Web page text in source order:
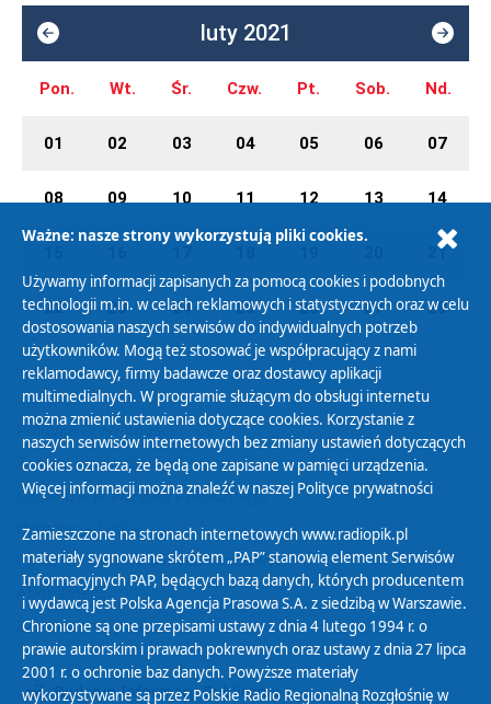
luty 2021
Pon. Wt. Śr. Czw. Pt. Sob. Nd.
01 02 03 04 05 06 07
08 09 10 11 12 13 14
21
22 23 24 25 26 27 28
Polityka Prywatności
Zasady korzystania z Serwisu
Organizacje Pożytku Publicznego
Cyfryzacja DAB+
Polityka ochrony danych osobowych
Abonament
Zamówienia publiczne
Biuletyn Informacji Publicznej
Ważne: nasze strony wykorzystują pliki cookies.
Używamy informacji zapisanych za pomocą cookies i podobnych
technologii m.in. w celach reklamowych i statystycznych oraz w celu
dostosowania naszych serwisów do indywidualnych potrzeb
użytkowników. Mogą też stosować je współpracujący z nami
reklamodawcy, firmy badawcze oraz dostawcy aplikacji
multimedialnych. W programie służącym do obsługi internetu
można zmienić ustawienia dotyczące cookies. Korzystanie z
naszych serwisów internetowych bez zmiany ustawień dotyczących
cookies oznacza, że będą one zapisane w pamięci urządzenia.
Więcej informacji można znaleźć w naszej Polityce prywatności
Zamieszczone na stronach internetowych www.radiopik.pl
materiały sygnowane skrótem „PAP” stanowią element Serwisów
Informacyjnych PAP, będących bazą danych, których producentem
i wydawcą jest Polska Agencja Prasowa S.A. z siedzibą w Warszawie.
Chronione są one przepisami ustawy z dnia 4 lutego 1994 r. o
prawie autorskim i prawach pokrewnych oraz ustawy z dnia 27 lipca
2001 r. o ochronie baz danych. Powyższe materiały
wykorzystywane są przez Polskie Radio Regionalną Rozgłośnię w